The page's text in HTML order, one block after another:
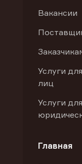
Вакансии
Услуги
лиц
Услуги для
Главная